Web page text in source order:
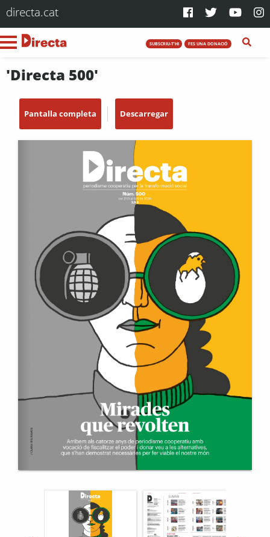
directa.cat
SUBSCRIU-T'HI FES UNA DONACIÓ
'Directa 500'
Pantalla completa Descarregar